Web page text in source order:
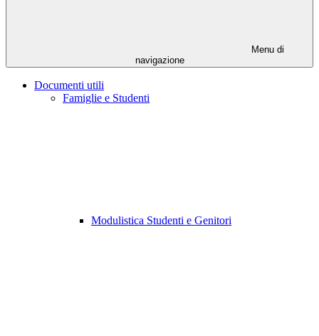
Menu di
navigazione
Documenti utili
Famiglie e Studenti
Modulistica Studenti e Genitori